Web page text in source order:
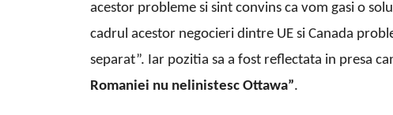
acestor probleme si sint convins ca vom gasi o
cadrul acestor negocieri dintre UE si Canada
separat”. Iar pozitia sa a fost reflectata in presa
Romaniei nu nelinistesc Ottawa”.